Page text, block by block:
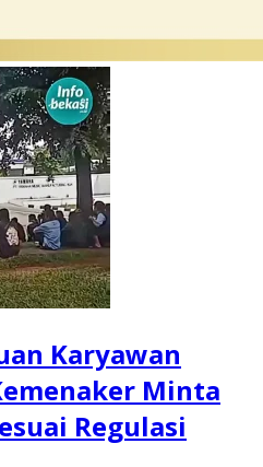
Karyawan
Minta
Regulasi